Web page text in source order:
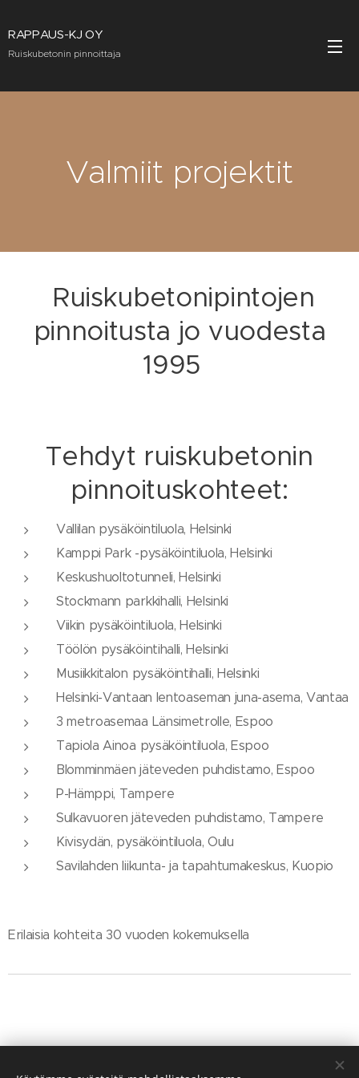
RAPPAUS-KJ OY
Ruiskubetonin pinnoittaja
Valmiit projektit
Ruiskubetonipintojen
pinnoitusta jo vuodesta
1995
Tehdyt ruiskubetonin
pinnoituskohteet:
Vallilan pysäköintiluola, Helsinki
Kamppi Park -pysäköintiluola, Helsinki
Keskushuoltotunneli, Helsinki
Stockmann parkkihalli, Helsinki
Viikin pysäköintiluola, Helsinki
Töölön pysäköintihalli, Helsinki
Musiikkitalon pysäköintihalli, Helsinki
Helsinki-Vantaan lentoaseman juna-asema, Vantaa
3 metroasemaa Länsimetrolle, Espoo
Tapiola Ainoa pysäköintiluola, Espoo
Blomminmäen jäteveden puhdistamo, Espoo
P-Hämppi, Tampere
Sulkavuoren jäteveden puhdistamo, Tampere
Kivisydän, pysäköintiluola, Oulu
Savilahden liikunta- ja tapahtumakeskus, Kuopio
Erilaisia kohteita 30 vuoden kokemuksella